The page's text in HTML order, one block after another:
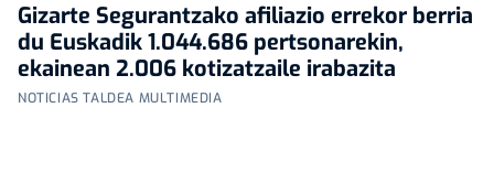
Gizarte Segurantzako afiliazio errekor berria
du Euskadik 1.044.686 pertsonarekin,
ekainean 2.006 kotizatzaile irabazita
NOTICIAS TALDEA MULTIMEDIA